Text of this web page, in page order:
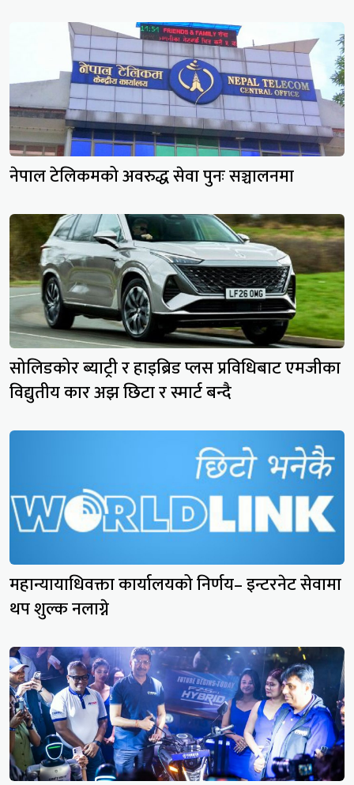
नेपाल टेलिकमको अवरुद्ध सेवा पुनः सञ्चालनमा
सोलिडकोर ब्याट्री र हाइब्रिड प्लस प्रविधिबाट एमजीका
विद्युतीय कार अझ छिटा र स्मार्ट बन्दै
महान्यायाधिवक्ता कार्यालयको निर्णय– इन्टरनेट सेवामा
थप शुल्क नलाग्ने